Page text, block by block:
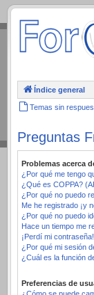
.
Índice general
Temas sin
Preguntas
Problemas acerca
¿Por qué me tengo
¿Qué es COPPA?
¿Por qué no puedo
Me he registrado ¡y
¿Por qué no puedo
Hace un tiempo me
¡Perdí mi contraseña!
¿Por qué mi sesión
¿Cuál es la función
Preferencias de